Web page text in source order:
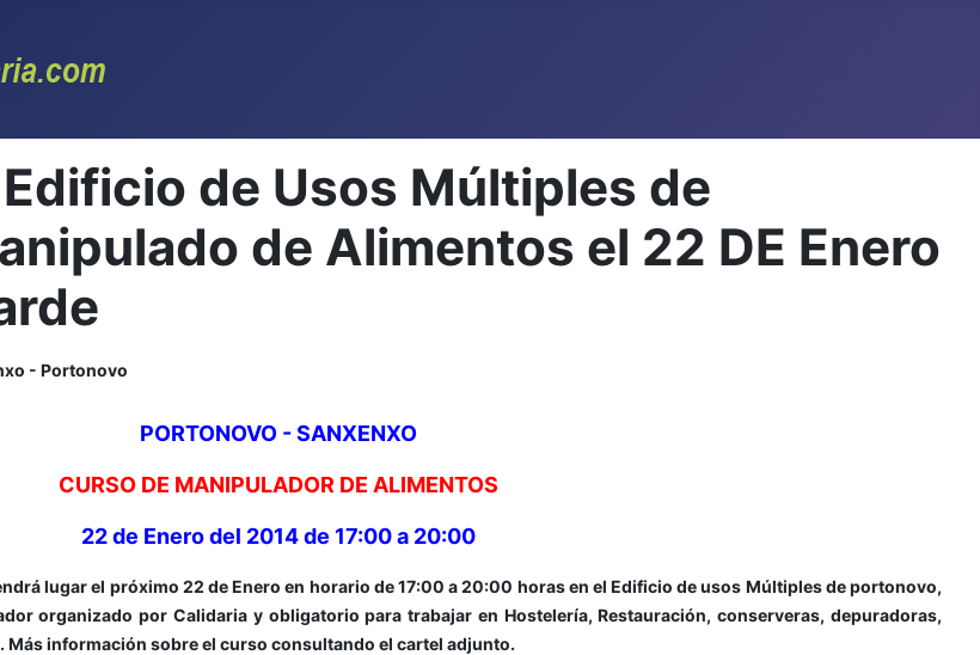
de Usos Múltiples de
de Alimentos el 22 DE Enero
- Portonovo
PORTONOVO - SANXENXO
CURSO DE MANIPULADOR DE ALIMENTOS
22 de Enero del 2014 de 17:00 a 20:00
lugar el próximo 22 de Enero en horario de 17:00 a 20:00 horas en el Edificio de usos Múltiples de portonovo,
organizado por Calidaria y obligatorio para trabajar en Hostelería, Restauración, conserveras, depuradoras,
información sobre el curso consultando el cartel adjunto.